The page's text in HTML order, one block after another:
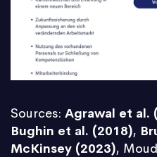
Sources: Agrawal et al.
Bughin et al. (2018),
McKinsey (2023),